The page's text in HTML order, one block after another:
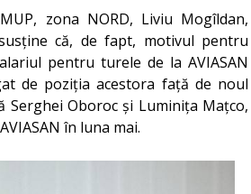
zona NORD, Liviu Mogîldan,
că, de fapt, motivul pentru
pentru turele de la AVIASAN
de poziția acestora față de noul
Serghei Oboroc și Luminița Mațco,
în luna mai.